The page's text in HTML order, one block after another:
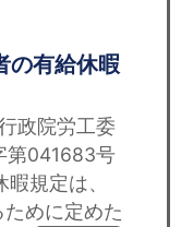
の有給休暇
政院労工委
第041683号
規定は、
めに定めた